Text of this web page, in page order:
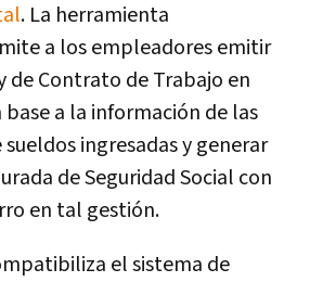
. La herramienta
a los empleadores emitir
de Contrato de Trabajo en
a la información de las
ingresadas y generar
de Seguridad Social con
en tal gestión.
el sistema de